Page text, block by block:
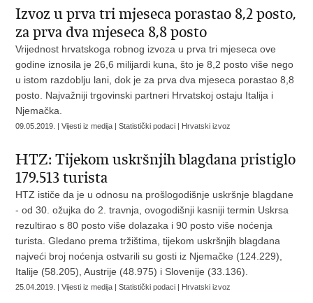
Izvoz u prva tri mjeseca porastao 8,2 posto,
za prva dva mjeseca 8,8 posto
Vrijednost hrvatskoga robnog izvoza u prva tri mjeseca ove
godine iznosila je 26,6 milijardi kuna, što je 8,2 posto više nego
u istom razdoblju lani, dok je za prva dva mjeseca porastao 8,8
posto. Najvažniji trgovinski partneri Hrvatskoj ostaju Italija i
Njemačka.
09.05.2019. | Vijesti iz medija | Statistički podaci | Hrvatski izvoz
HTZ: Tijekom uskršnjih blagdana pristiglo
179.513 turista
HTZ ističe da je u odnosu na prošlogodišnje uskršnje blagdane
- od 30. ožujka do 2. travnja, ovogodišnji kasniji termin Uskrsa
rezultirao s 80 posto više dolazaka i 90 posto više noćenja
turista. Gledano prema tržištima, tijekom uskršnjih blagdana
najveći broj noćenja ostvarili su gosti iz Njemačke (124.229),
Italije (58.205), Austrije (48.975) i Slovenije (33.136).
25.04.2019. | Vijesti iz medija | Statistički podaci | Hrvatski izvoz